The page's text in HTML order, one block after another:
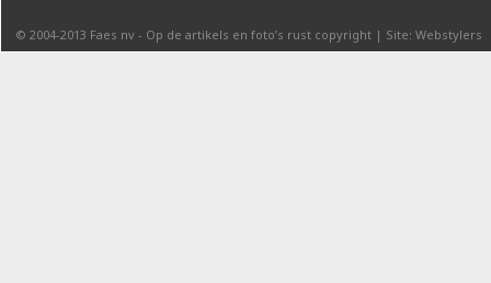
© 2004-2013 Faes nv - Op de artikels en foto’s rust copyright | Site: Webstylers